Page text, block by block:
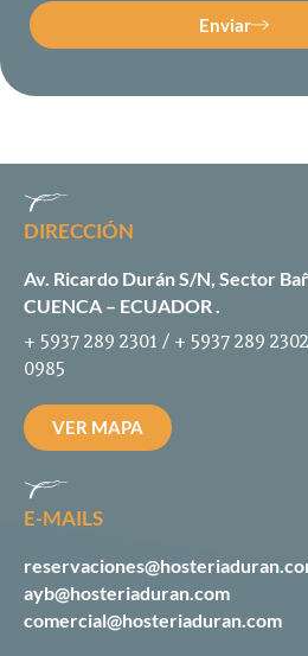
Enviar
DIRECCIÓN
Av. Ricardo Durán S/N, Sector
CUENCA – ECUADOR .
+ 5937 289 2301 / + 5937 289
0985
VER MAPA
E-MAILS
ayb@hosteriaduran.com
comercial@hosteriaduran.com